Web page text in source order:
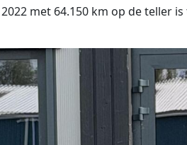
2022 met 64.150 km op de